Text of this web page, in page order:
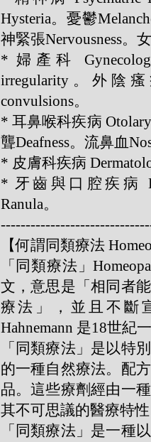
Hysteria。憂鬱
神緊張Nervousness。
* 婦產科
irregularity。外陰瘙
convulsions。
* 耳鼻喉科疾病
聾Deafness。流鼻血
* 皮膚科疾病
* 牙齒與口腔疾病
Ranula。
【何謂同類療法
「同類療法」
文，意思是「相同者
療法」，並且不斷
Hahnemann 是18世紀
「同類療法」是以特
的一種自然療法。配
品。這些療劑經由一
其不可思議的醫療特
「同類療法」是一種